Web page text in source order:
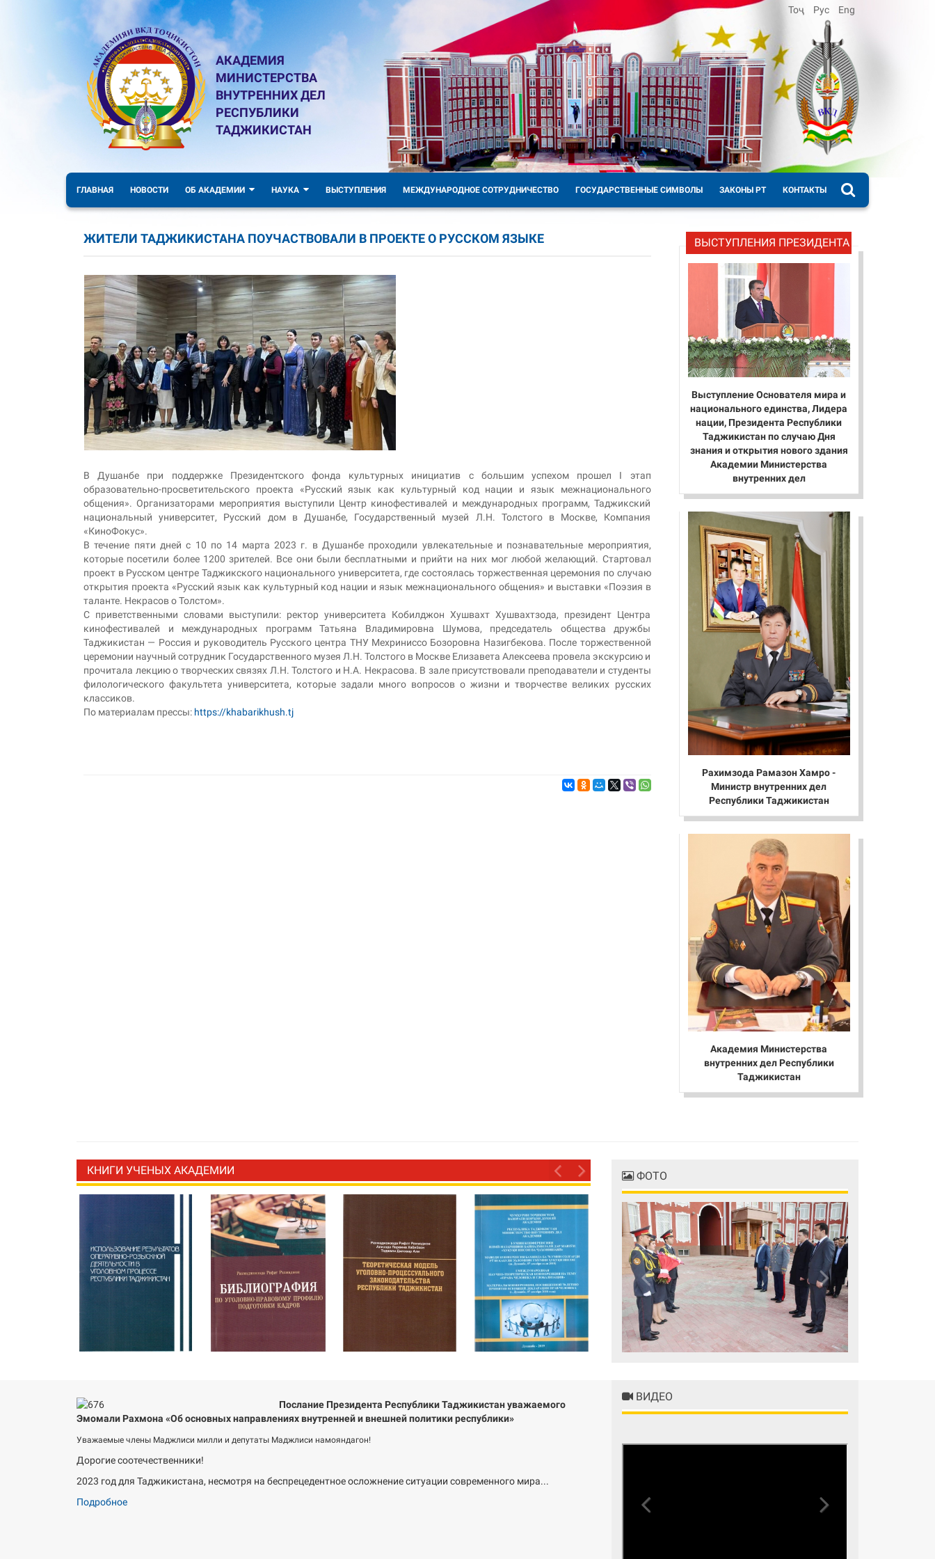
АКАДЕМИЯ
МИНИСТЕРСТВА
ВНУТРЕННИХ ДЕЛ
РЕСПУБЛИКИ
ТАДЖИКИСТАН
Тоҷ Рус Eng
ГЛАВНАЯ НОВОСТИ ОБ АКАДЕМИИ НАУКА ВЫСТУПЛЕНИЯ МЕЖДУНАРОДНОЕ СОТРУДНИЧЕСТВО ГОСУДАРСТВЕННЫЕ СИМВОЛЫ ЗАКОНЫ РТ КОНТАКТЫ
ЖИТЕЛИ ТАДЖИКИСТАНА ПОУЧАСТВОВАЛИ В ПРОЕКТЕ О РУССКОМ ЯЗЫКЕ
В Душанбе при поддержке Президентского фонда культурных инициатив с большим успехом прошел I этап
образовательно-просветительского проекта «Русский язык как культурный код нации и язык межнационального
общения». Организаторами мероприятия выступили Центр кинофестивалей и международных программ, Таджикский
национальный университет, Русский дом в Душанбе, Государственный музей Л.Н. Толстого в Москве, Компания
«КиноФокус».
В течение пяти дней с 10 по 14 марта 2023 г. в Душанбе проходили увлекательные и познавательные мероприятия,
которые посетили более 1200 зрителей. Все они были бесплатными и прийти на них мог любой желающий. Стартовал
проект в Русском центре Таджикского национального университета, где состоялась торжественная церемония по случаю
открытия проекта «Русский язык как культурный код нации и язык межнационального общения» и выставки «Поэзия в
таланте. Некрасов о Толстом».
С приветственными словами выступили: ректор университета Кобилджон Хушвахт Хушвахтзода, президент Центра
кинофестивалей и международных программ Татьяна Владимировна Шумова, председатель общества дружбы
Таджикистан — Россия и руководитель Русского центра ТНУ Мехриниссо Бозоровна Назигбекова. После торжественной
церемонии научный сотрудник Государственного музея Л.Н. Толстого в Москве Елизавета Алексеева провела экскурсию и
прочитала лекцию о творческих связях Л.Н. Толстого и Н.А. Некрасова. В зале присутствовали преподаватели и студенты
филологического факультета университета, которые задали много вопросов о жизни и творчестве великих русских
классиков.
По материалам прессы: https://khabarikhush.tj
ВЫСТУПЛЕНИЯ ПРЕЗИДЕНТА
Выступление Основателя мира и
национального единства, Лидера
нации, Президента Республики
Таджикистан по случаю Дня
знания и открытия нового здания
Академии Министерства
внутренних дел
Рахимзода Рамазон Хамро -
Министр внутренних дел
Республики Таджикистан
Академия Министерства
внутренних дел Республики
Таджикистан
КНИГИ УЧЕНЫХ АКАДЕМИИ ФОТО
Previous Next
Послание Президента Республики Таджикистан уважаемого
Эмомали Рахмона «Об основных направлениях внутренней и внешней политики республики»
Уважаемые члены Маджлиси милли и депутаты Маджлиси намояндагон!
Дорогие соотечественники!
2023 год для Таджикистана, несмотря на беспрецедентное осложнение ситуации современного мира...
Подробное
ВИДЕО